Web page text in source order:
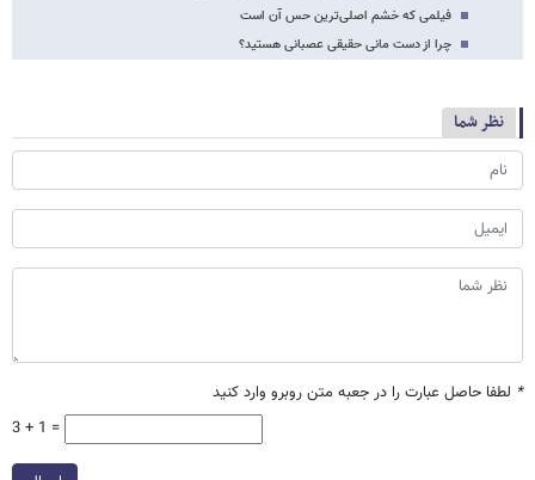
فیلمی که خشم اصلی‌ترین حس آن است
چرا از دست مانی حقیقی عصبانی هستید؟
نظر شما
* لطفا حاصل عبارت را در جعبه متن روبرو وارد کنید
3 + 1 =